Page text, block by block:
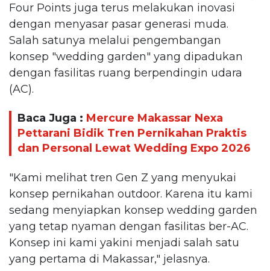
Four Points juga terus melakukan inovasi
dengan menyasar pasar generasi muda.
Salah satunya melalui pengembangan
konsep "wedding garden" yang dipadukan
dengan fasilitas ruang berpendingin udara
(AC).
Baca Juga : Mercure Makassar Nexa
Pettarani Bidik Tren Pernikahan Praktis
dan Personal Lewat Wedding Expo 2026
"Kami melihat tren Gen Z yang menyukai
konsep pernikahan outdoor. Karena itu kami
sedang menyiapkan konsep wedding garden
yang tetap nyaman dengan fasilitas ber-AC.
Konsep ini kami yakini menjadi salah satu
yang pertama di Makassar," jelasnya.